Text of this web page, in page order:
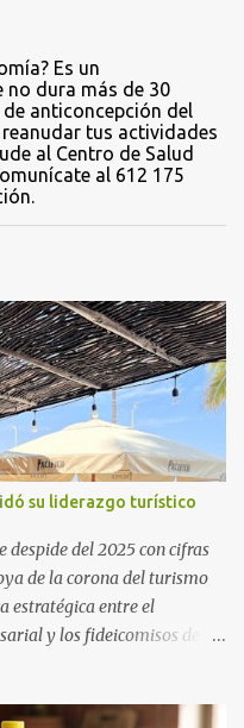
Es un
dura más de 30
anticoncepción del
tus actividades
al Centro de Salud
al 612 175
su liderazgo turístico
despide del 2025 con cifras
de la corona del turismo
estratégica entre el
y los fideicomisos de
Las proyecciones para